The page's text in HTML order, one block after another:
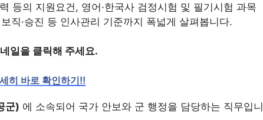
등의 지원요건, 영어·한국사 검정시험 및 필기시험 과목
직·승진 등 인사관리 기준까지 폭넓게 살펴봅니다.
일을 클릭해 주세요.
히 바로 확인하기!!
군) 에 소속되어 국가 안보와 군 행정을 담당하는 직무입니